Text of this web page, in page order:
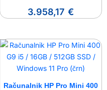
3.958,17 €
Računalnik HP Pro Mini 400